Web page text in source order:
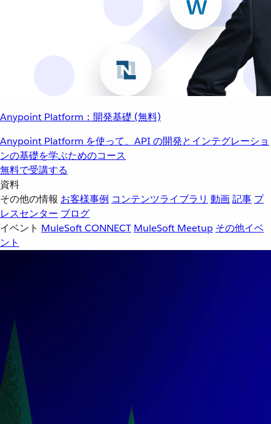
Anypoint Platform：開発基礎 (無料)
Anypoint Platform を使って、API の開発とインテグレーショ
ンの基礎を学ぶためのコース
無料で受講する
資料
その他の情報 お客様事例 コンテンツライブラリ 動画記事 プ
レスセンター ブログ
イベント MuleSoft CONNECT MuleSoft Meetup その他イベ
ント